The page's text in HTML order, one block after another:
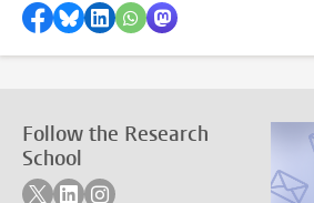
Share on Facebook
Share by Bluesky
Share on LinkedIn
???shareWhatsApp???
Share by Mastodon
Follow the Research
School
Follow on twitter
Follow on linkedin
Follow on instagram